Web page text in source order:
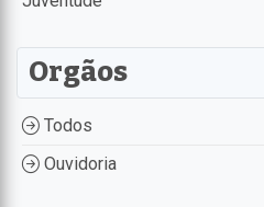
Orgãos
Todos
Ouvidoria